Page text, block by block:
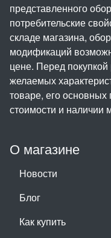
О магазине
Новости
Блог
Как купить
представленного
потребительские
складе магазина,
модификаций
цене. Перед
желаемых
товаре, его основных
стоимости и наличии